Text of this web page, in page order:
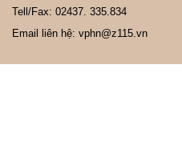
Tell/Fax: 02437. 335.834
Email liên hệ: vphn@z115.vn